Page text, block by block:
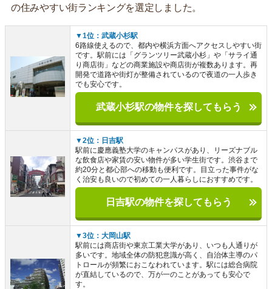
の住みやすい街ランキングを選定しました。
▼1位：武蔵小杉駅
6路線使えるので、都内や横浜方面へアクセスしやすい街
です。駅前には「グランツリー武蔵小杉」や「サライ通
り商店街」などの商業施設や商店街が複数あります。再
開発で道路や街灯が整備されているので夜道の一人歩き
でも安心です。
武蔵小杉駅の物件を探してもらう
▼2位：日吉駅
駅前に慶應義塾大学のキャンパスがあり、リーズナブル
な飲食店や家賃の安い物件が多い学生街です。渋谷まで
約20分と都心部への移動も便利です。目立った事件がな
く治安も良いので初めての一人暮らしにおすすめです。
日吉駅の物件を探してもらう
▼3位：大岡山駅
駅前には商店街や東京工業大学があり、いつも人通りが
多いです。地域全体の防犯意識が高く、自治体主導のパ
トロールが頻繁におこなわれています。駅には総合病院
が直結しているので、万が一のことがあっても安心で
す。